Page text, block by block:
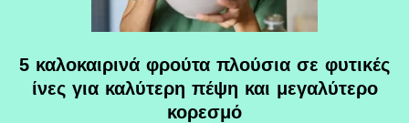
5 καλοκαιρινά φρούτα πλούσια σε φυτικές
ίνες για καλύτερη πέψη και μεγαλύτερο
κορεσμό